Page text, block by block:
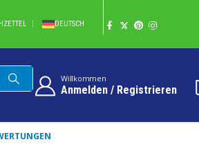
DEUTSCH
Willkommen
Anmelden / Registrieren